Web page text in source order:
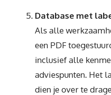
Database met
Als alle
een PDF
inclusief alle
adviespunten. Het
dien je over te